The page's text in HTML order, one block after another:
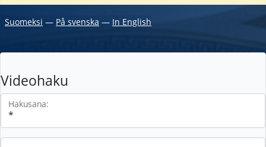
Suomeksi ― På svenska ― In English
Videohaku
Hakusana: